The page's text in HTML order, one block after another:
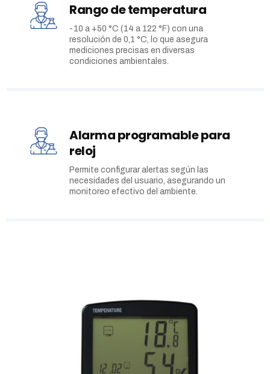
Rango de temperatura
-10 a +50 °C (14 a 122 °F) con una
resolución de 0,1 °C, lo que asegura
mediciones precisas en diversas
condiciones ambientales.
Alarma programable para
reloj
Permite configurar alertas según las
necesidades del usuario, asegurando un
monitoreo efectivo del ambiente.